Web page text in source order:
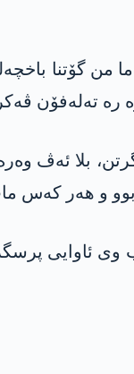
گۆتنا
رە تەلەفۆن
بلا ئەڤ
و هەر کەس
ئاوایی